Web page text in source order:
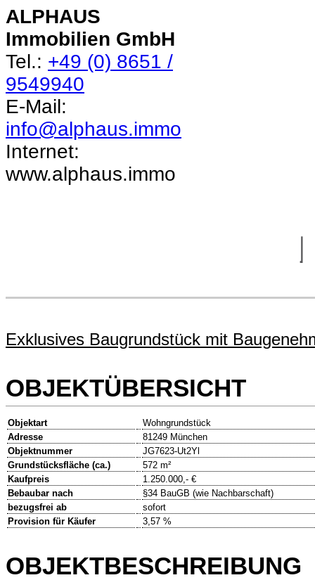
ALPHAUS
Immobilien GmbH
Tel.: +49 (0) 8651 /
9549940
E-Mail:
info@alphaus.immo
Internet:
www.alphaus.immo
Exklusives Baugrundstück mit
OBJEKTÜBERSICHT
Objektart
Wohngrundstück
Adresse
81249 München
Objektnummer
JG7623-Ut2Yl
Grundstücksfläche (ca.)
572 m²
Kaufpreis
1.250.000,- €
Bebaubar nach
§34 BauGB (wie Nachbarschaft)
bezugsfrei ab
sofort
Provision für Käufer
3,57 %
OBJEKTBESCHREIBUNG